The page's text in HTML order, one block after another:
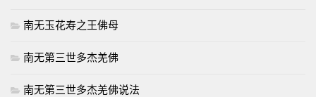
南无玉花寿之王佛母
南无第三世多杰羌佛
南无第三世多杰羌佛说法